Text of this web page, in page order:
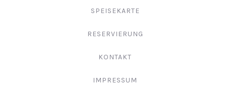
SPEISEKARTE
RESERVIERUNG
KONTAKT
IMPRESSUM